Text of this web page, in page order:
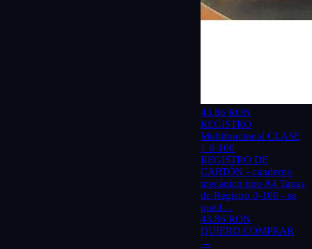
43.86 RON
REGISTRO
Multifuncional CLASE
1 0-100
REGISTRO DE
CARTÓN - cuaderno
mecánico tipo A4 Tapas
de Registro 0-100 - se
pued…
43.86 RON
QUIERO COMPRAR
→